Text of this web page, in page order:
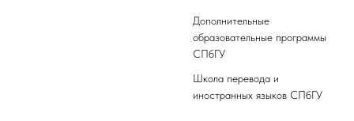
Дополнительные
образовательные программы
СПбГУ
Школа перевода и
иностранных языков СПбГУ